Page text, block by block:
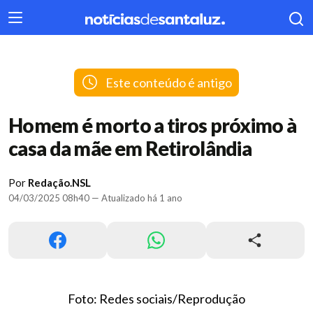
404
Este conteúdo é antigo
Homem é morto a tiros próximo à
casa da mãe em Retirolândia
Por Redação.NSL
04/03/2025 08h40 — Atualizado há 1 ano
Foto: Redes sociais/Reprodução